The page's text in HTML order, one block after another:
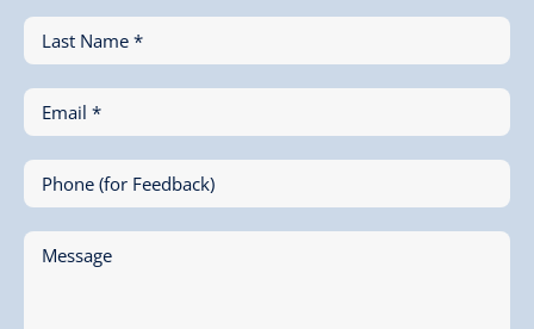
Last Name *
Email *
Phone (for Feedback)
Message